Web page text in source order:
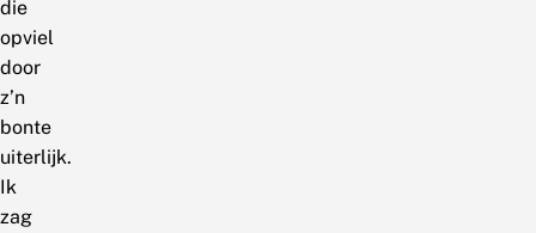
die
opviel
door
z’n
bonte
uiterlijk.
Ik
zag